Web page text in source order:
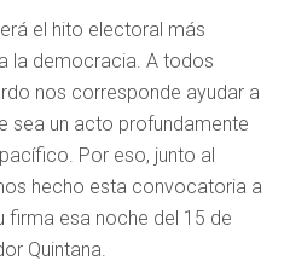
el hito electoral más
la democracia. A todos
nos corresponde ayudar a
sea un acto profundamente
Por eso, junto al
hecho esta convocatoria a
esa noche del 15 de
Quintana.